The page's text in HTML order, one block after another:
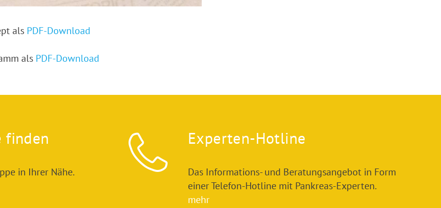
als PDF-Download
als PDF-Download
finden
in Ihrer Nähe.
Experten-Hotline
Das Informations- und Beratungsangebot in Form
einer Telefon-Hotline mit Pankreas-Experten.
mehr